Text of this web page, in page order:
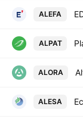
ALEFA
ALPAT
ALORA
ALESA